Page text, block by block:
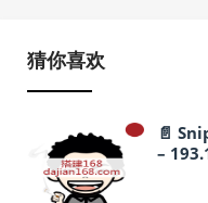
猜你喜欢
📄
–